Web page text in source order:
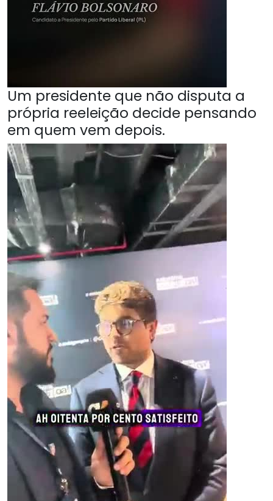
Um presidente que não disputa a
própria reeleição decide pensando
em quem vem depois.